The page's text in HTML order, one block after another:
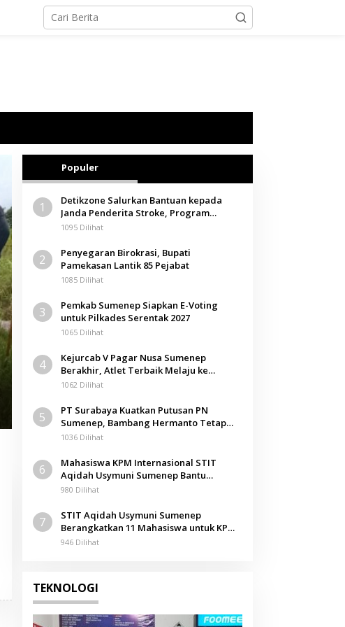
Populer
1
Detikzone Salurkan Bantuan kepada
Janda Penderita Stroke, Program
Berbagi Masuki Hari ke-61
1095 Dilihat
2
Penyegaran Birokrasi, Bupati
Pamekasan Lantik 85 Pejabat
1085 Dilihat
3
Pemkab Sumenep Siapkan E-Voting
untuk Pilkades Serentak 2027
1065 Dilihat
4
Kejurcab V Pagar Nusa Sumenep
Berakhir, Atlet Terbaik Melaju ke
Kejurwil Jatim
1062 Dilihat
5
PT Surabaya Kuatkan Putusan PN
Sumenep, Bambang Hermanto Tetap
Dinyatakan Pemilik Sah Tanah di
1036 Dilihat
6
Mahasiswa KPM Internasional STIT
Aqidah Usymuni Sumenep Bantu
Pengurusan Jenazah WNI di Malaysia
980 Dilihat
7
STIT Aqidah Usymuni Sumenep
Berangkatkan 11 Mahasiswa untuk KPM
Internasional di Malaysia
946 Dilihat
TEKNOLOGI